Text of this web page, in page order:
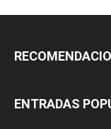
ENTRADAS